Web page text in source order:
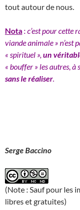
tout autour de nous.
Nota : c’est pour cette
viande animale » n’est
« spirituel », un
« bouffer » les autres, à
sans le réaliser
Serge Baccino
(Note : Sauf pour les
libres et gratuites)